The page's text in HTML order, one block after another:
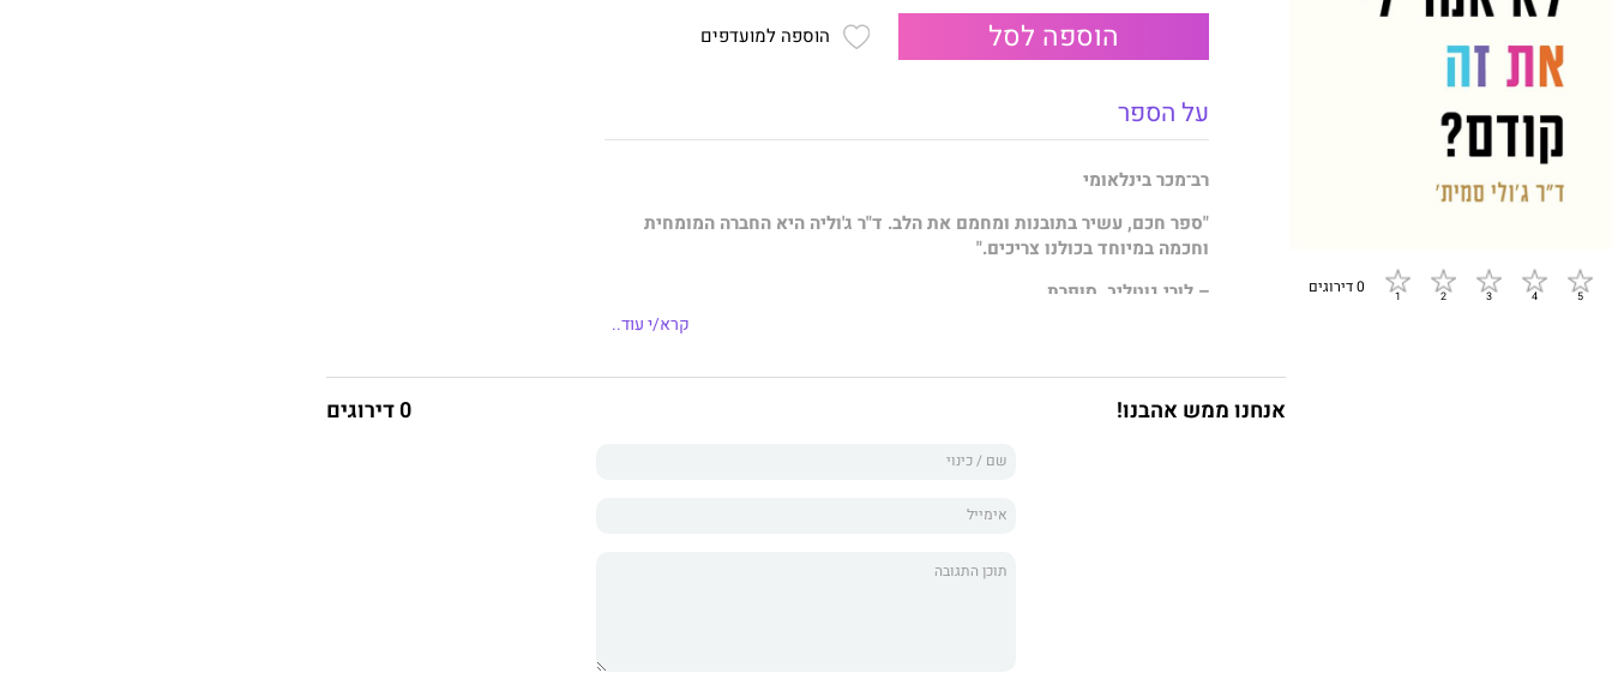
0 דירוגים
הוספה לסל הוספה למועדפים
על הספר
רב־מכר בינלאומי
"ספר חכם, עשיר בתובנות ומחמם את הלב. ד"ר ג'וליה היא החברה המומחית
וחכמה במיוחד בכולנו צריכים."
– לורי גוטליב, סופרת
לאחר שנים של ניסיון כפסיכולוגית קלינית, כוכבת הרשת ד"ר ג'וליה סמית'
מעניקה לנו בספר הביכורים שלה את הכלים שכולנו צריכים להתמודדות עם
מלא בסודות מארגז הכלים של מטפלת, הספר
קרא/י עוד..
אנחנו ממש אהבנו! 0 דירוגים